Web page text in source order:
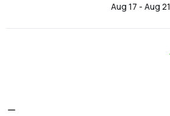
Aug 17 - Aug 21